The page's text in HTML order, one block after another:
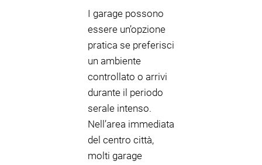
I garage possono
essere un’opzione
pratica se preferisci
un ambiente
controllato o arrivi
durante il periodo
serale intenso.
Nell’area immediata
del centro città,
molti garage